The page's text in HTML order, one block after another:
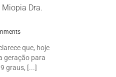
Dra.
que, hoje
geração para
graus, [...]